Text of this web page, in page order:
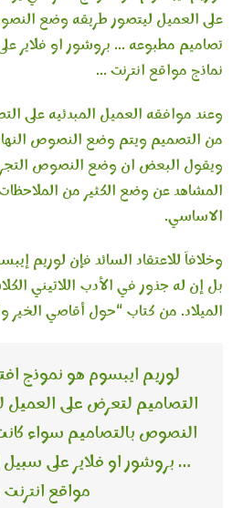
على العميل ليتصور طريقه وضع
تصاميم مطبوعه … بروشور او فلاير
نماذج مواقع انترنت …
وعند موافقه العميل المبدئيه على
من التصميم ويتم وضع النصوص
ويقول البعض ان وضع النصوص
المشاهد عن وضع الكثير من
الاساسي.
وخلافاَ للاعتقاد السائد فإن لوريم
بل إن له جذور في الأدب اللاتيني
الميلاد. من كتاب “حول أقاصي الخير
لوريم ايبسوم هو نموذج
التصاميم لتعرض على
النصوص بالتصاميم سواء
… بروشور او فلاير على سبيل
مواقع